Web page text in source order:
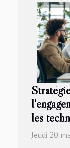
les
Jeudi 20